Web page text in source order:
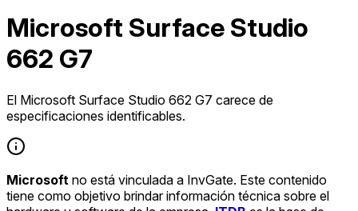
Microsoft Surface Studio
662 G7
El Microsoft Surface Studio 662 G7 carece de
especificaciones identificables.
Microsoft no está vinculada a InvGate. Este contenido
tiene como objetivo brindar información técnica sobre el